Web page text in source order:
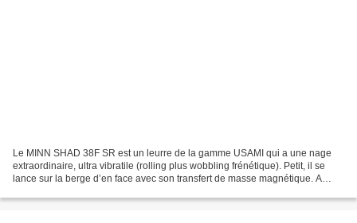
Le MINN SHAD 38F SR est un leurre de la gamme USAMI qui a une nage
extraordinaire, ultra vibratile (rolling plus wobbling frénétique). Petit, il se
lance sur la berge d’en face avec son transfert de masse magnétique. A